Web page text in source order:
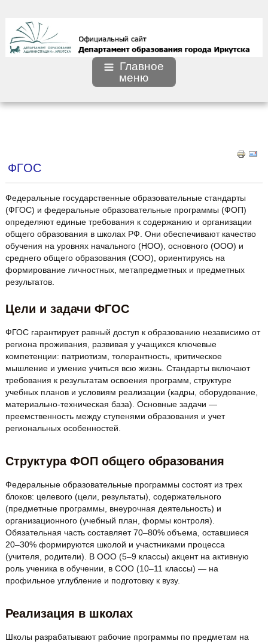
Главное
меню
ФГОС
Федеральные государственные образовательные стандарты
(ФГОС) и федеральные образовательные программы (ФОП)
определяют единые требования к содержанию и организации
общего образования в школах РФ. Они обеспечивают качество
обучения на уровнях начального (НОО), основного (ООО) и
среднего общего образования (СОО), ориентируясь на
формирование личностных, метапредметных и предметных
результатов.
Цели и задачи ФГОС
ФГОС гарантирует равный доступ к образованию независимо от
региона проживания, развивая у учащихся ключевые
компетенции: патриотизм, толерантность, критическое
мышление и умение учиться всю жизнь. Стандарты включают
требования к результатам освоения программ, структуре
учебных планов и условиям реализации (кадры, оборудование,
материально-техническая база). Основные задачи —
преемственность между ступенями образования и учет
региональных особенностей.
Структура ФОП общего образования
Федеральные образовательные программы состоят из трех
блоков: целевого (цели, результаты), содержательного
(предметные программы, внеурочная деятельность) и
организационного (учебный план, формы контроля).
Обязательная часть составляет 70–80% объема, оставшиеся
20–30% формируются школой и участниками процесса
(учителя, родители). В ООО (5–9 классы) акцент на активную
роль ученика в обучении, в СОО (10–11 классы) — на
профильное углубление и подготовку к вузу.
Реализация в школах
Школы разрабатывают рабочие программы по предметам на